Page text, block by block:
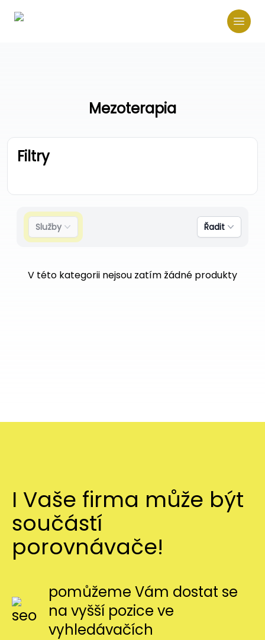
Mezoterapia
Filtry
Služby Řadit
V této kategorii nejsou zatím žádné produkty
I Vaše firma může být
součástí
porovnávače!
pomůžeme Vám dostat se
na vyšší pozice ve
vyhledávačích